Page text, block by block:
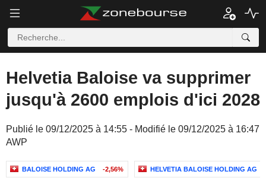
Helvetia Baloise va supprimer
jusqu'à 2600 emplois d'ici 2028
Publié le 09/12/2025 à 14:55 - Modifié le 09/12/2025 à 16:47
AWP
BALOISE HOLDING AG -2,56% HELVETIA BALOISE HOLDING AG